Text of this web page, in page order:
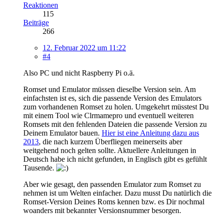
Reaktionen
115
Beiträge
266
12. Februar 2022 um 11:22
#4
Also PC und nicht Raspberry Pi o.ä.
Romset und Emulator müssen dieselbe Version sein. Am
einfachsten ist es, sich die passende Version des Emulators
zum vorhandenen Romset zu holen. Umgekehrt müsstest Du
mit einem Tool wie Clrmamepro und eventuell weiteren
Romsets mit den fehlenden Dateien die passende Version zu
Deinem Emulator bauen. Hier ist eine Anleitung dazu aus
2013, die nach kurzem Überfliegen meinerseits aber
weitgehend noch gelten sollte. Aktuellere Anleitungen in
Deutsch habe ich nicht gefunden, in Englisch gibt es gefühlt
Tausende.
Aber wie gesagt, den passenden Emulator zum Romset zu
nehmen ist um Welten einfacher. Dazu musst Du natürlich die
Romset-Version Deines Roms kennen bzw. es Dir nochmal
woanders mit bekannter Versionsnummer besorgen.